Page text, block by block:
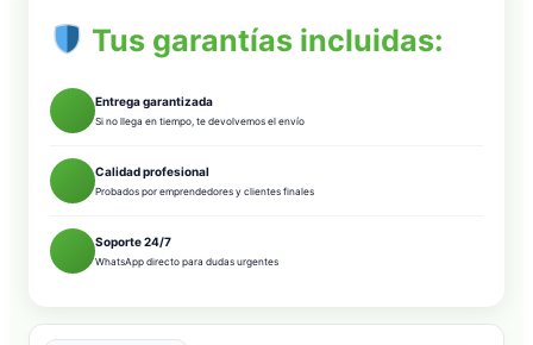
Tus garantías incluidas:
Entrega garantizada
Si no llega en tiempo, te devolvemos el envío
Calidad profesional
Probados por emprendedores y clientes finales
Soporte 24/7
WhatsApp directo para dudas urgentes